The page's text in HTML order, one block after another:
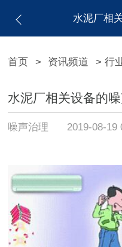
水泥厂相
首页 > 资讯频道 > 行
水泥厂相关设备的
噪声治理 2019-08-19